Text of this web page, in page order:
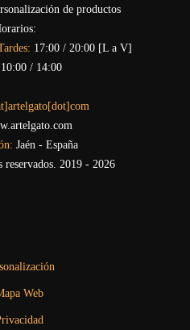
17:00 / 20:00 [L a V]
10:00 / 14:00
Jaén - España
reservados. 2019 - 2026
Web